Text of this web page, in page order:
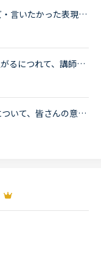
【今日のレッスンで学んだ単語・フレーズ・言いたかった表現・気づき・豆知識・お役立ち情報など】アウトプット&amp;シェア用スレッドです。レッスン毎のアウトプット利用や備忘録利用はもちろん、単に「おもしろ...
カランメソッドの講師についてStageが上がるにつれて、講師のキャンセル率が高くなると感じている方はいらっしゃいますか？というのも、最近カラン予約を立て続けにキャンセルされ、運良く代替の先生が割り当てら...
デイリーニュースと世界一周旅行の予習について、皆さんの意見をお聞きしたく、トピックを作成させていただきます。基本的な文法については、ある程度中高時代の知識が残っており、今までは復習を兼ねつつSIDE by...